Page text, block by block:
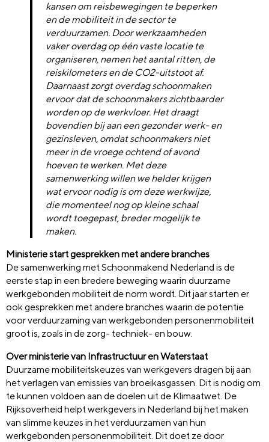
kansen om reisbewegingen te beperken
en de mobiliteit in de sector te
verduurzamen. Door werkzaamheden
vaker overdag op één vaste locatie te
organiseren, nemen het aantal ritten, de
reiskilometers en de CO2-uitstoot af.
Daarnaast zorgt overdag schoonmaken
ervoor dat de schoonmakers zichtbaarder
worden op de werkvloer. Het draagt
bovendien bij aan een gezonder werk- en
gezinsleven, omdat schoonmakers niet
meer in de vroege ochtend of avond
hoeven te werken. Met deze
samenwerking willen we helder krijgen
wat ervoor nodig is om deze werkwijze,
die momenteel nog op kleine schaal
wordt toegepast, breder mogelijk te
maken.
Ministerie start gesprekken met andere branches
De samenwerking met Schoonmakend Nederland is de
eerste stap in een bredere beweging waarin duurzame
werkgebonden mobiliteit de norm wordt. Dit jaar starten er
ook gesprekken met andere branches waarin de potentie
voor verduurzaming van werkgebonden personenmobiliteit
groot is, zoals in de zorg- techniek- en bouw.
Over ministerie van Infrastructuur en Waterstaat
Duurzame mobiliteitskeuzes van werkgevers dragen bij aan
het verlagen van emissies van broeikasgassen. Dit is nodig om
te kunnen voldoen aan de doelen uit de Klimaatwet. De
Rijksoverheid helpt werkgevers in Nederland bij het maken
van slimme keuzes in het verduurzamen van hun
werkgebonden personenmobiliteit. Dit doet ze door